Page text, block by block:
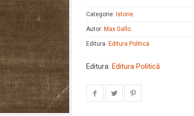
Categorie: Istorie.
Autor: Max Gallo.
Editura: Editura Politică
Editura: Editura Politică